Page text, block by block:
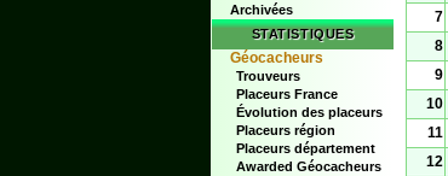
Archivées
STATISTIQUES
Géocacheurs
Trouveurs
Placeurs France
Évolution des placeurs
Placeurs région
Placeurs département
Awarded Géocacheurs
7
8
9
10
11
12